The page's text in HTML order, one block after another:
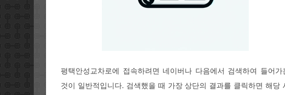
평택안성교차로에 접속하려면 네이버나 다음에서 검색하여 들어가
것이 일반적입니다. 검색했을 때 가장 상단의 결과를 클릭하면 해당